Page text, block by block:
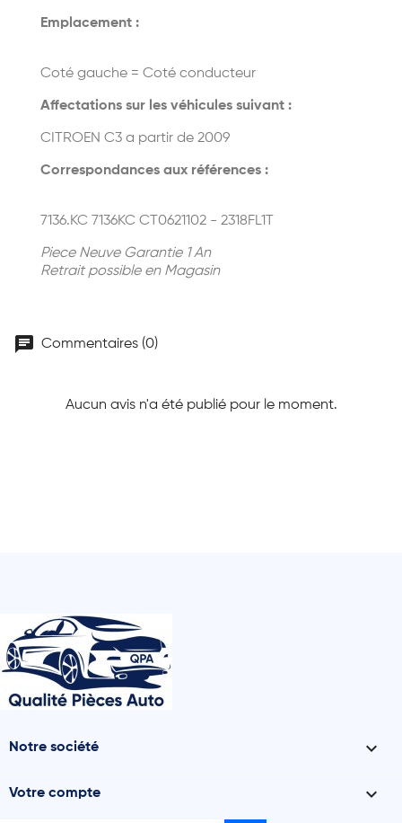
Emplacement :
Coté gauche = Coté conducteur
Affectations sur les véhicules suivant :
CITROEN C3 a partir de 2009
Correspondances aux références :
7136.KC 7136KC CT0621102 - 2318FL1T
Piece Neuve Garantie 1 An
Retrait possible en Magasin
chat Commentaires (0)
Aucun avis n'a été publié pour le moment.
Notre société 
Votre compte 